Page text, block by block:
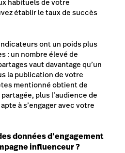
habituels de votre
établir le taux de succès
ont un poids plus
: un nombre élevé de
vaut davantage qu’un
la publication de votre
mentionné obtient de
plus l’audience de
à s’engager avec votre
données d’engagement
influenceur ?